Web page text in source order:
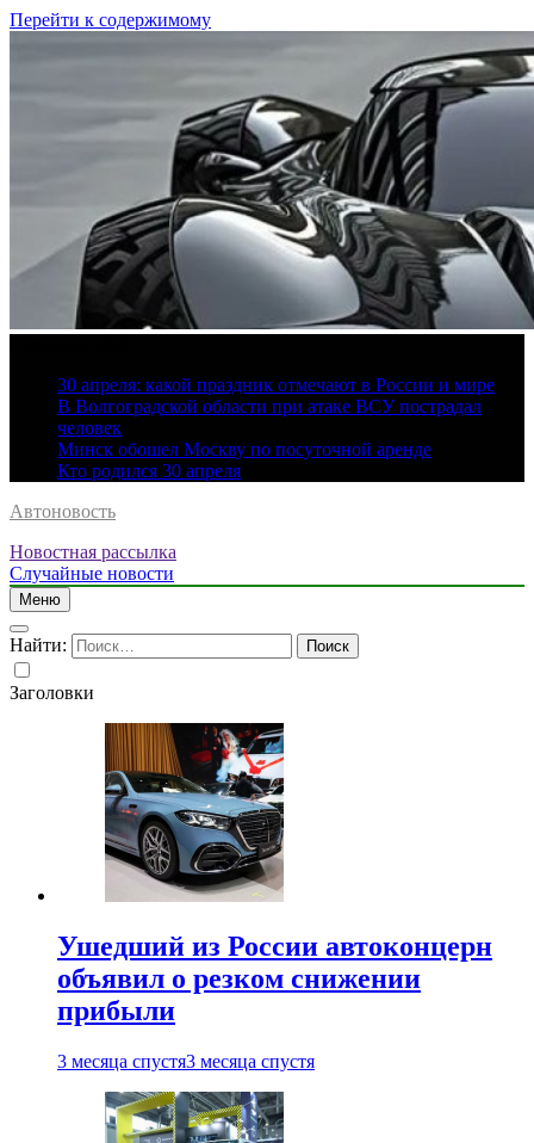
Перейти к содержимому
30 апреля: какой праздник отмечают в России и мире
В Волгоградской области при атаке ВСУ пострадал
человек
Минск обошел Москву по посуточной аренде
Кто родился 30 апреля
Автоновость
Новостная рассылка
Случайные новости
Меню
Найти:
Заголовки
Ушедший из России автоконцерн
объявил о резком снижении
прибыли
3 месяца спустя3 месяца спустя